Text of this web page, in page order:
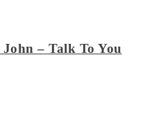
– Talk To You